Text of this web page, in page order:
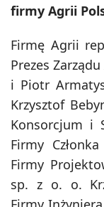
firmy Agrii
Firmę Agrii
Prezes
i Piotr
Krzysztof
Konsorcjum i
Firmy
Firmy
sp. z o. o.